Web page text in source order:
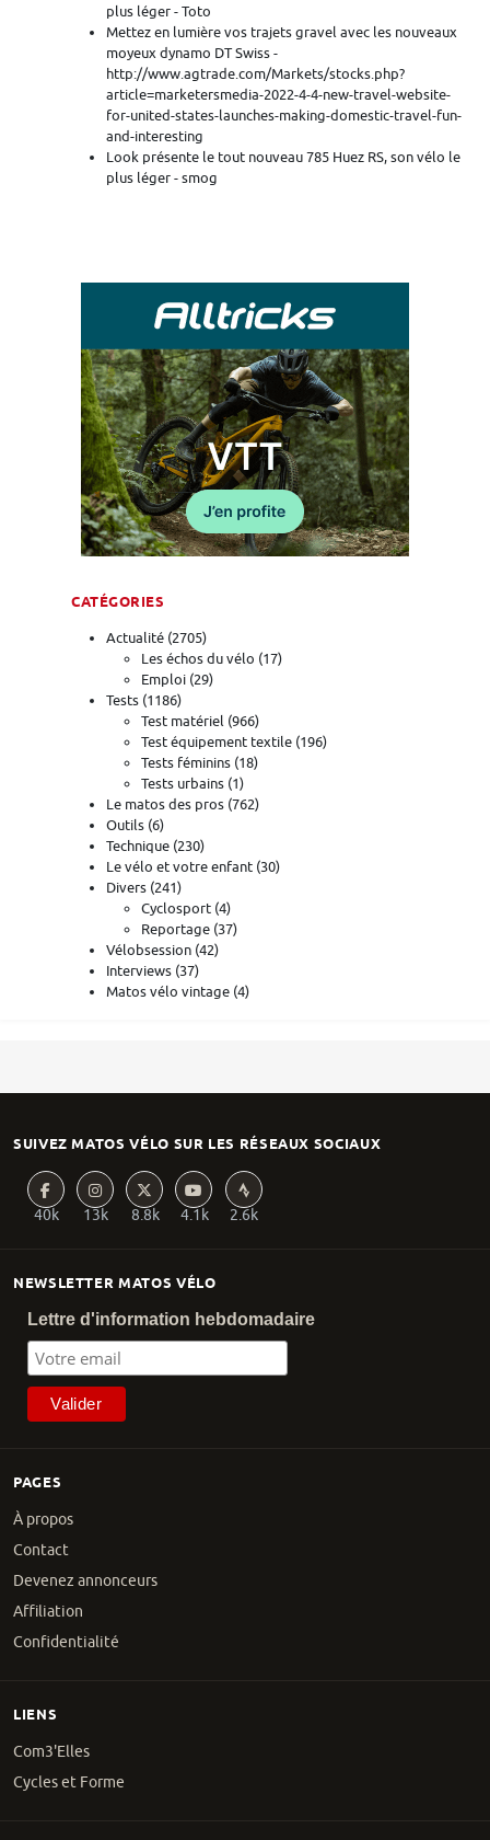
plus léger - Toto
Mettez en lumière vos trajets gravel avec les nouveaux
moyeux dynamo DT Swiss -
http://www.agtrade.com/Markets/stocks.php?
article=marketersmedia-2022-4-4-new-travel-website-
for-united-states-launches-making-domestic-travel-fun-
and-interesting
Look présente le tout nouveau 785 Huez RS, son vélo le
plus léger - smog
CATÉGORIES
Actualité (2705)
Les échos du vélo (17)
Emploi (29)
Tests (1186)
Test matériel (966)
Test équipement textile (196)
Tests féminins (18)
Tests urbains (1)
Le matos des pros (762)
Outils (6)
Technique (230)
Le vélo et votre enfant (30)
Divers (241)
Cyclosport (4)
Reportage (37)
Vélobsession (42)
Interviews (37)
Matos vélo vintage (4)
PAGES
À propos
Contact
Devenez annonceurs
Affiliation
Confidentialité
NEWSLETTER MATOS VÉLO
Lettre d'information hebdomadaire
SUIVEZ MATOS VÉLO SUR LES RÉSEAUX SOCIAUX
40k 13k 8.8k 4.1k 2.6k
LIENS
Com3'Elles
Cycles et Forme